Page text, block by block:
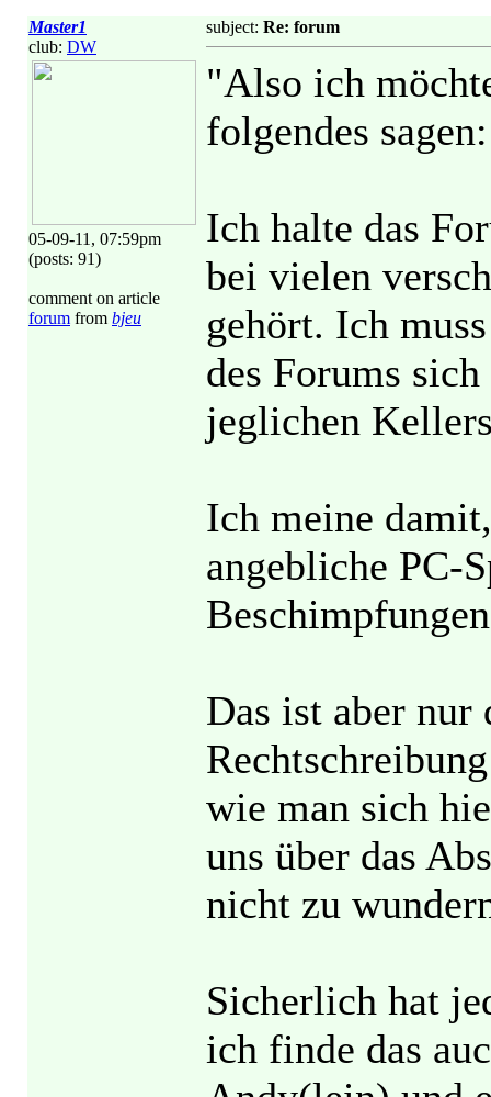
Master1
club: DW
05-09-11, 07:59pm
(posts: 91)
comment on article
forum from bjeu
subject: Re: forum
"Also ich
folgendes sagen:
Ich halte das
bei vielen
gehört. Ich
des Forums
jeglichen
Ich meine
angebliche PC-
Das ist aber nur
wie man sich
uns über das
nicht zu
Sicherlich hat
ich finde das